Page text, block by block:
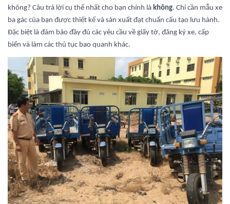
không? Câu trả lời cụ thể nhất cho bạn chính là không. Chỉ cần mẫu xe
ba gác của bạn được thiết kế và sản xuất đạt chuẩn cấu tạo lưu hành.
Đặc biệt là đảm bảo đầy đủ các yêu cầu về giấy tờ, đăng ký xe, cấp
biển và làm các thủ tục bao quanh khác.